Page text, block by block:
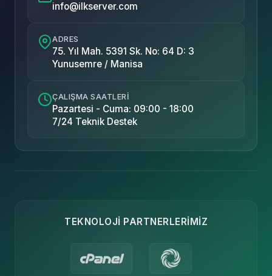
info@ilkserver.com
ADRES
75. Yıl Mah. 5391 Sk. No: 64 D: 3
Yunusemre / Manisa
ÇALIŞMA SAATLERI
Pazartesi - Cuma: 09:00 - 18:00
7/24 Teknik Destek
TEKNOLOJI PARTNERLERIMIZ